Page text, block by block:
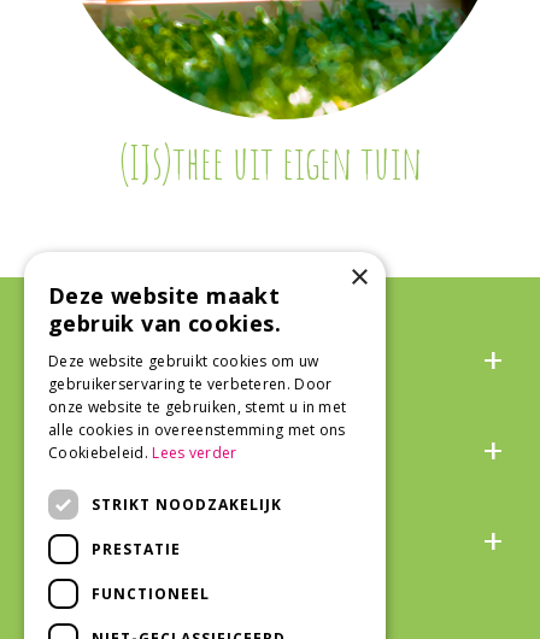
(IJs)thee uit eigen tuin
Algemeen
Over ons
Snel naar
×
Deze website maakt
gebruik van cookies.
Deze website gebruikt cookies om uw
gebruikerservaring te verbeteren. Door
onze website te gebruiken, stemt u in met
alle cookies in overeenstemming met ons
Cookiebeleid.Lees verder
STRIKT NOODZAKELIJK
PRESTATIE
FUNCTIONEEL